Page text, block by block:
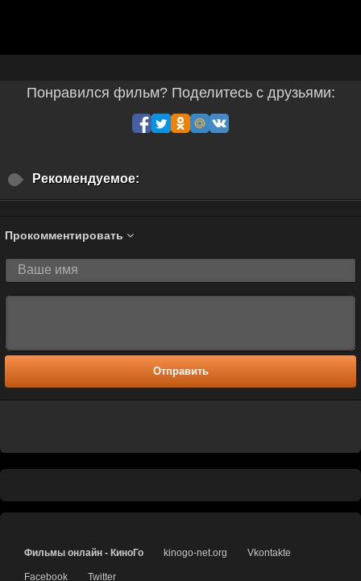
Понравился фильм? Поделитесь с друзьями:
Рекомендуемое:
Прокомментировать
Отправить
Фильмы онлайн - КиноГо kinogo-net.org Vkontakte
Facebook Twitter